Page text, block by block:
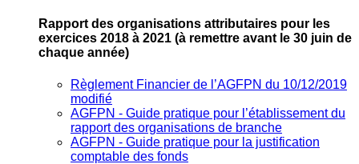
Rapport des organisations attributaires pour les
exercices 2018 à 2021 (à remettre avant le 30 juin de
chaque année)
Règlement Financier de l’AGFPN du 10/12/2019
modifié
AGFPN ‐ Guide pratique pour l’établissement du
rapport des organisations de branche
AGFPN ‐ Guide pratique pour la justification
comptable des fonds